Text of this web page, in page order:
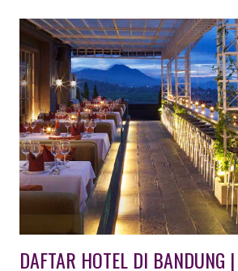
Kuningan dan Cirebon sebagai destinasi
Tentunya paket outing outbound
apik dengan menggabungkan beberapa
Majalengka dan Kuningan. Berikut ini
wisata di Majalengka & Kuningan yang
www.tempatwisataunik.com 40 Tempat
Kuningan Kabupaten di Jawa Barat ini
Kabupaten Maja. Berlokasi di bagian timur
DAFTAR HOTEL DI